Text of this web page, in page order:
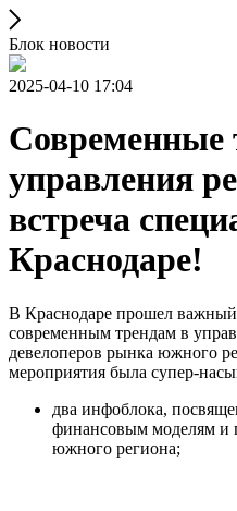
Блок новости
2025-04-10 17:04
Современные
управления
встреча
Краснодаре!
В Краснодаре прошел
современным трендам в
девелоперов рынка южного
мероприятия была супер-
два инфоблока,
финансовым моделям и
южного региона;